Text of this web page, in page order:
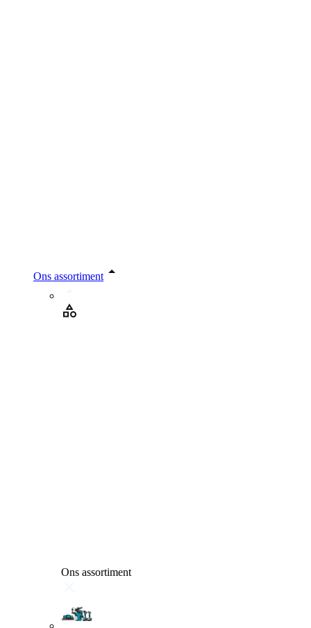
Ons assortiment
Ons assortiment